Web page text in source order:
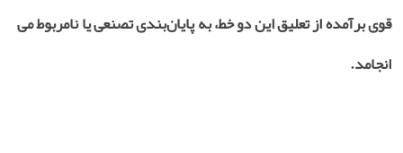
قوی برآمده از تعلیق این دو خط، به پایان‌بندی تصنعی یا نامربوط می
انجامد.